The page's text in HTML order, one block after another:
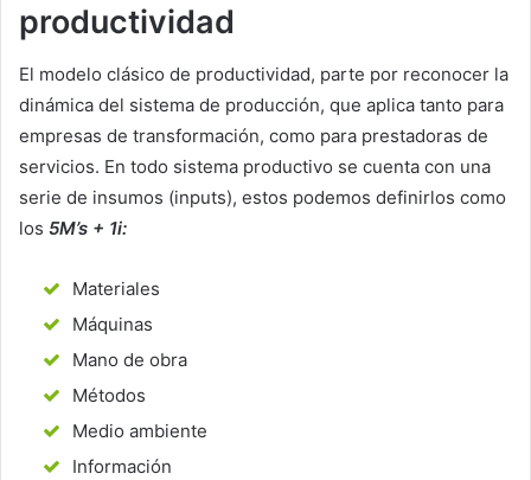
productividad
El modelo clásico de productividad, parte por reconocer la
dinámica del sistema de producción, que aplica tanto para
empresas de transformación, como para prestadoras de
servicios. En todo sistema productivo se cuenta con una
serie de insumos (inputs), estos podemos definirlos como
los 5M’s + 1i:
Materiales
Máquinas
Mano de obra
Métodos
Medio ambiente
Información